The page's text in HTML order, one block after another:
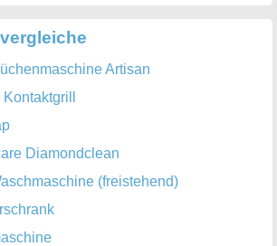
Artisan
Diamondclean
(freistehend)